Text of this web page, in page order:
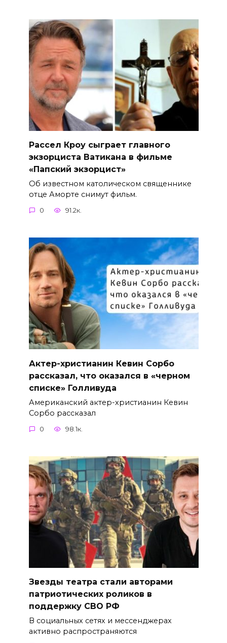
Рассел Кроу сыграет главного
экзорциста Ватикана в фильме
«Папский экзорцист»
Об известном католическом священнике
отце Аморте снимут фильм.
0 91.2к.
Актер-христианин Кевин Сорбо
рассказал, что оказался в «черном
списке» Голливуда
Американский актер-христианин Кевин
Сорбо рассказал
0 98.1к.
Звезды театра стали авторами
патриотических роликов в
поддержку СВО РФ
В социальных сетях и мессенджерах
активно распространяются